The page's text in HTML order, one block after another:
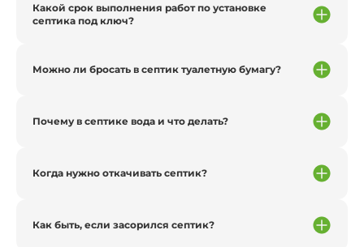
Какой срок выполнения работ по установке
септика под ключ?
Можно ли бросать в септик туалетную бумагу?
Почему в септике вода и что делать?
Когда нужно откачивать септик?
Как быть, если засорился септик?